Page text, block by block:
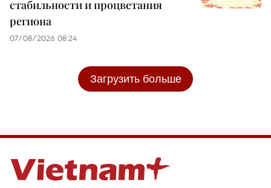
стабильности и процветания
региона
07/08/2026 08:24
Загрузить больше